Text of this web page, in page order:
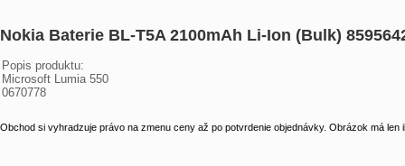
Nokia Baterie BL-T5A 2100mAh Li-Ion (Bulk)
Popis produktu:
Microsoft Lumia 550
0670778
Obchod si vyhradzuje právo na zmenu ceny až po potvrdenie objednávky. Obrázok má len